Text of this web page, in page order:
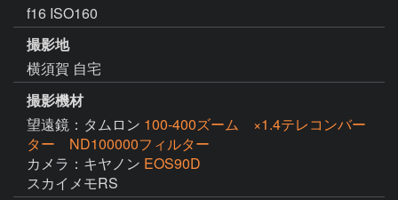
f16 ISO160
撮影地
横須賀 自宅
撮影機材
望遠鏡：タムロン 100-400ズーム ×1.4テレコンバー
ター ND100000フィルター
カメラ：キヤノン EOS90D
スカイメモRS